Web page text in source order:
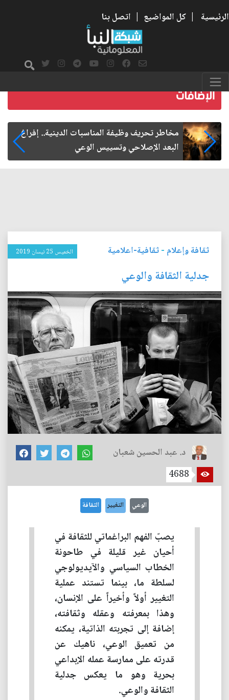
الرئيسية | كل المواضيع | اتصل بنا
زيارة الأربعين.. من الفاعلية المجتمعية إلى المواطنة
الفاعلة
ثقافة وإعلام -ثقافية-اعلامية الخميس 25 نيسان 2019
جدلية الثقافة والوعي
د. عبد الحسين شعبان
4688
الوعي التغيير الثقافة
يصبّ الفهم البراغماتي للثقافة في
أحيان غير قليلة في طاحونة
الخطاب السياسي والآيديولوجي
لسلطة ما، بينما تستند عملية
التغيير أولاً وأخيراً على الإنسان،
وهذا بمعرفته وعقله وثقافته،
إضافة إلى تجربته الذاتية، يمكنه
من تعميق الوعي، ناهيك عن
قدرته على ممارسة عمله الإبداعي
بحرية وهو ما يعكس جدلية
الثقافة والوعي.